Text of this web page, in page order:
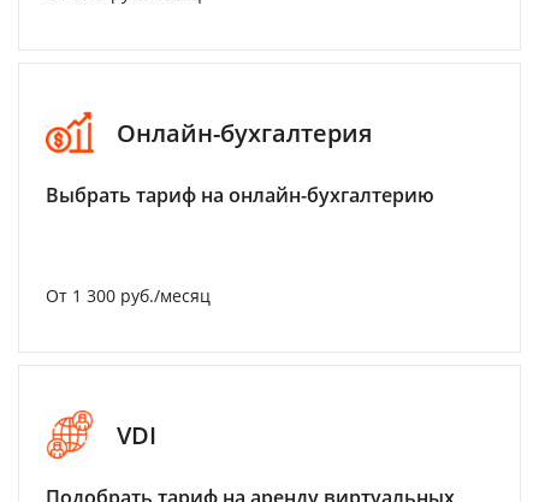
Онлайн-бухгалтерия
Выбрать тариф на онлайн-бухгалтерию
От 1 300 руб./месяц
VDI